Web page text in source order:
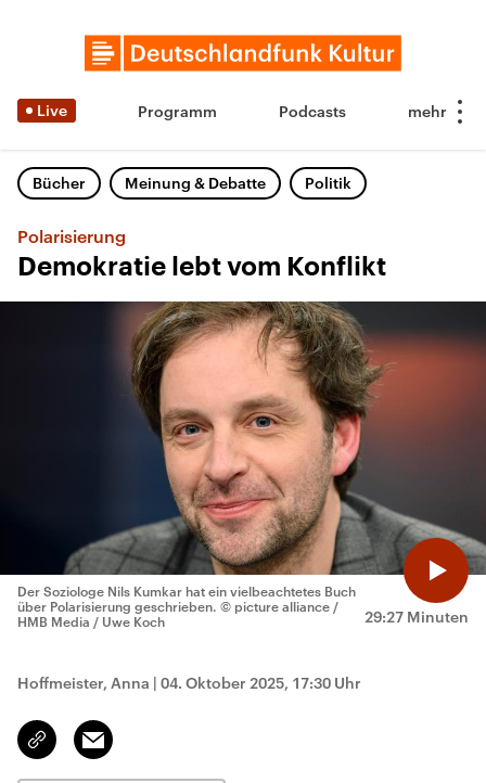
Live Programm Podcasts
Bücher Meinung & Debatte Politik
Polarisierung
Demokratie lebt vom Konflikt
29:27 Minuten
Der Soziologe Nils Kumkar hat ein vielbeachtetes Buch
über Polarisierung geschrieben. © picture alliance /
HMB Media / Uwe Koch
Hoffmeister, Anna | 04. Oktober 2025, 17:30 Uhr
Link
kopieren/teilen
Email